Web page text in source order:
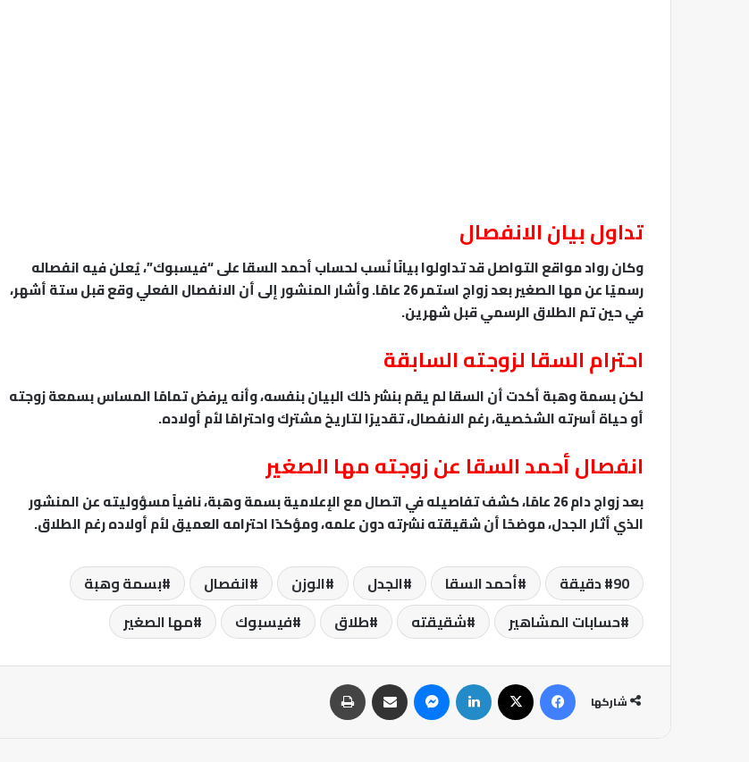
تداول بيان الانفصال
وكان رواد مواقع التواصل قد تداولوا بيانًا نُسب لحساب أحمد السقا على “فيسبوك”، يُعلن فيه انفصاله
رسميًا عن مها الصغير بعد زواج استمر 26 عامًا. وأشار المنشور إلى أن الانفصال الفعلي وقع قبل ستة أشهر،
في حين تم الطلاق الرسمي قبل شهرين.
احترام السقا لزوجته السابقة
لكن بسمة وهبة أكدت أن السقا لم يقم بنشر ذلك البيان بنفسه، وأنه يرفض تمامًا المساس بسمعة زوجته
أو حياة أسرته الشخصية، رغم الانفصال، تقديرًا لتاريخ مشترك واحترامًا لأم أولاده.
انفصال أحمد السقا عن زوجته مها الصغير
بعد زواج دام 26 عامًا، كشف تفاصيله في اتصال مع الإعلامية بسمة وهبة، نافياً مسؤوليته عن المنشور
الذي أثار الجدل، موضحًا أن شقيقته نشرته دون علمه، ومؤكدًا احترامه العميق لأم أولاده رغم الطلاق.
90 دقيقة أحمد السقا الجدل الوزن انفصال
بسمة وهبة
حسابات المشاهير
شقيقته طلاق فيسبوك مها الصغير
شاركها